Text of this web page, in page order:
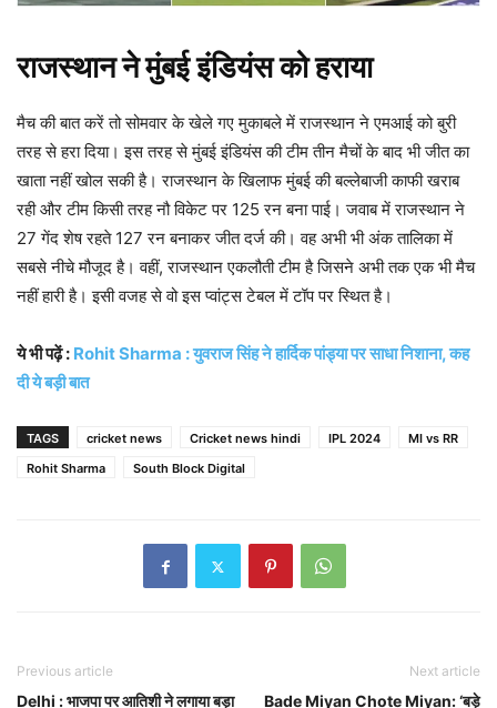
राजस्थान ने मुंबई इंडियंस को हराया
मैच की बात करें तो सोमवार के खेले गए मुकाबले में राजस्थान ने एमआई को बुरी
तरह से हरा दिया। इस तरह से मुंबई इंडियंस की टीम तीन मैचों के बाद भी जीत का
खाता नहीं खोल सकी है। राजस्थान के खिलाफ मुंबई की बल्लेबाजी काफी खराब
रही और टीम किसी तरह नौ विकेट पर 125 रन बना पाई। जवाब में राजस्थान ने
27 गेंद शेष रहते 127 रन बनाकर जीत दर्ज की। वह अभी भी अंक तालिका में
सबसे नीचे मौजूद है। वहीं, राजस्थान एकलौती टीम है जिसने अभी तक एक भी मैच
नहीं हारी है। इसी वजह से वो इस प्वांट्स टेबल में टॉप पर स्थित है।
ये भी पढ़ें : Rohit Sharma : युवराज सिंह ने हार्दिक पांड्या पर साधा निशाना, कह
दी ये बड़ी बात
TAGS cricket news Cricket news hindi IPL 2024
MI vs RR
Rohit Sharma
South Block Digital
Previous article
Delhi : भाजपा पर आतिशी ने लगाया बड़ा
Next article
Bade Miyan Chote Miyan: ‘बड़े